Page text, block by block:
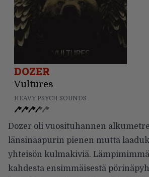
DOZER
Vultures
HEAVY PSYCH SOUNDS
Dozer oli vuosituhannen
länsinaapurin pienen mutta
yhteisön kulmakiviä.
kahdesta ensimmäisestä